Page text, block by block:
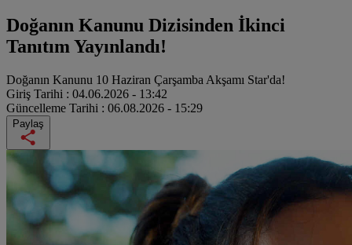
Doğanın Kanunu Dizisinden İkinci
Tanıtım Yayınlandı!
Doğanın Kanunu 10 Haziran Çarşamba Akşamı Star'da!
Giriş Tarihi : 04.06.2026 - 13:42
Güncelleme Tarihi : 06.08.2026 - 15:29
Paylaş